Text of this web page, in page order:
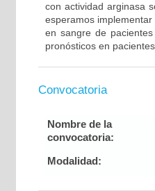
con actividad arginasa
esperamos
en sangre de
pronósticos en
Convocatoria
Nombre de la
convocatoria:
Modalidad: